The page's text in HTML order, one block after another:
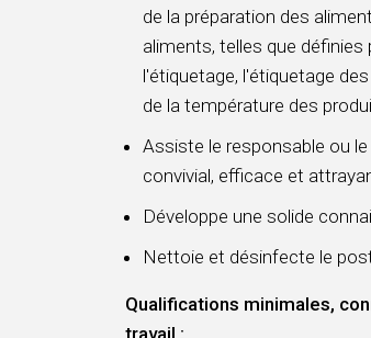
de la préparation des
aliments, telles que
l'étiquetage, l'étiquetage
de la température des
Assiste le responsable ou
convivial, efficace et
Développe une solide
Nettoie et désinfecte le
Qualifications minimales,